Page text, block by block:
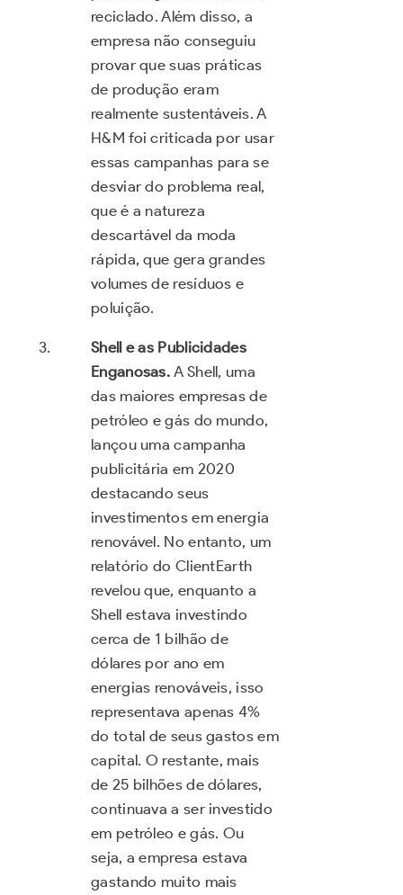
reciclado. Além disso, a
empresa não conseguiu
provar que suas práticas
de produção eram
realmente sustentáveis. A
H&M foi criticada por usar
essas campanhas para se
desviar do problema real,
que é a natureza
descartável da moda
rápida, que gera grandes
volumes de resíduos e
poluição.
Shell e as Publicidades
Enganosas.A Shell, uma
das maiores empresas de
petróleo e gás do mundo,
lançou uma campanha
publicitária em 2020
destacando seus
investimentos em energia
renovável. No entanto, um
relatório do ClientEarth
revelou que, enquanto a
Shell estava investindo
cerca de 1 bilhão de
dólares por ano em
energias renováveis, isso
representava apenas 4%
do total de seus gastos em
capital. O restante, mais
de 25 bilhões de dólares,
continuava a ser investido
em petróleo e gás. Ou
seja, a empresa estava
gastando muito mais